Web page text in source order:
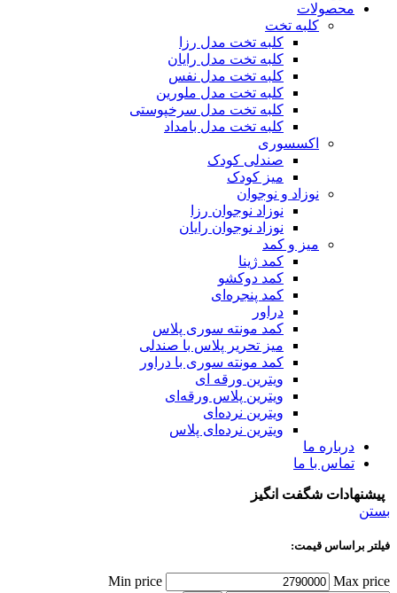
محصولات
کلبه تخت
کلبه تخت مدل رزا
کلبه تخت مدل رایان
کلبه تخت مدل نفس
کلبه تخت مدل ملورین
کلبه تخت مدل سرخپوستی
کلبه تخت مدل بامداد
اکسسوری
صندلی کودک
میز کودک
نوزاد و نوجوان
نوزاد نوجوان رزا
نوزاد نوجوان رایان
میز و کمد
کمد ژینا
کمد دوکشو
کمد پنجره‌ای
دراور
کمد مونته سوری پلاس
میز تحریر پلاس با صندلی
کمد مونته سوری با دراور
ویترین ورقه ای
ویترین پلاس ورقه‌ای
ویترین نرده‌ای
ویترین نرده‌ای پلاس
درباره ما
تماس با ما
پیشنهادات شگفت انگیز
بستن
فیلتر براساس قیمت:
Min price Max price